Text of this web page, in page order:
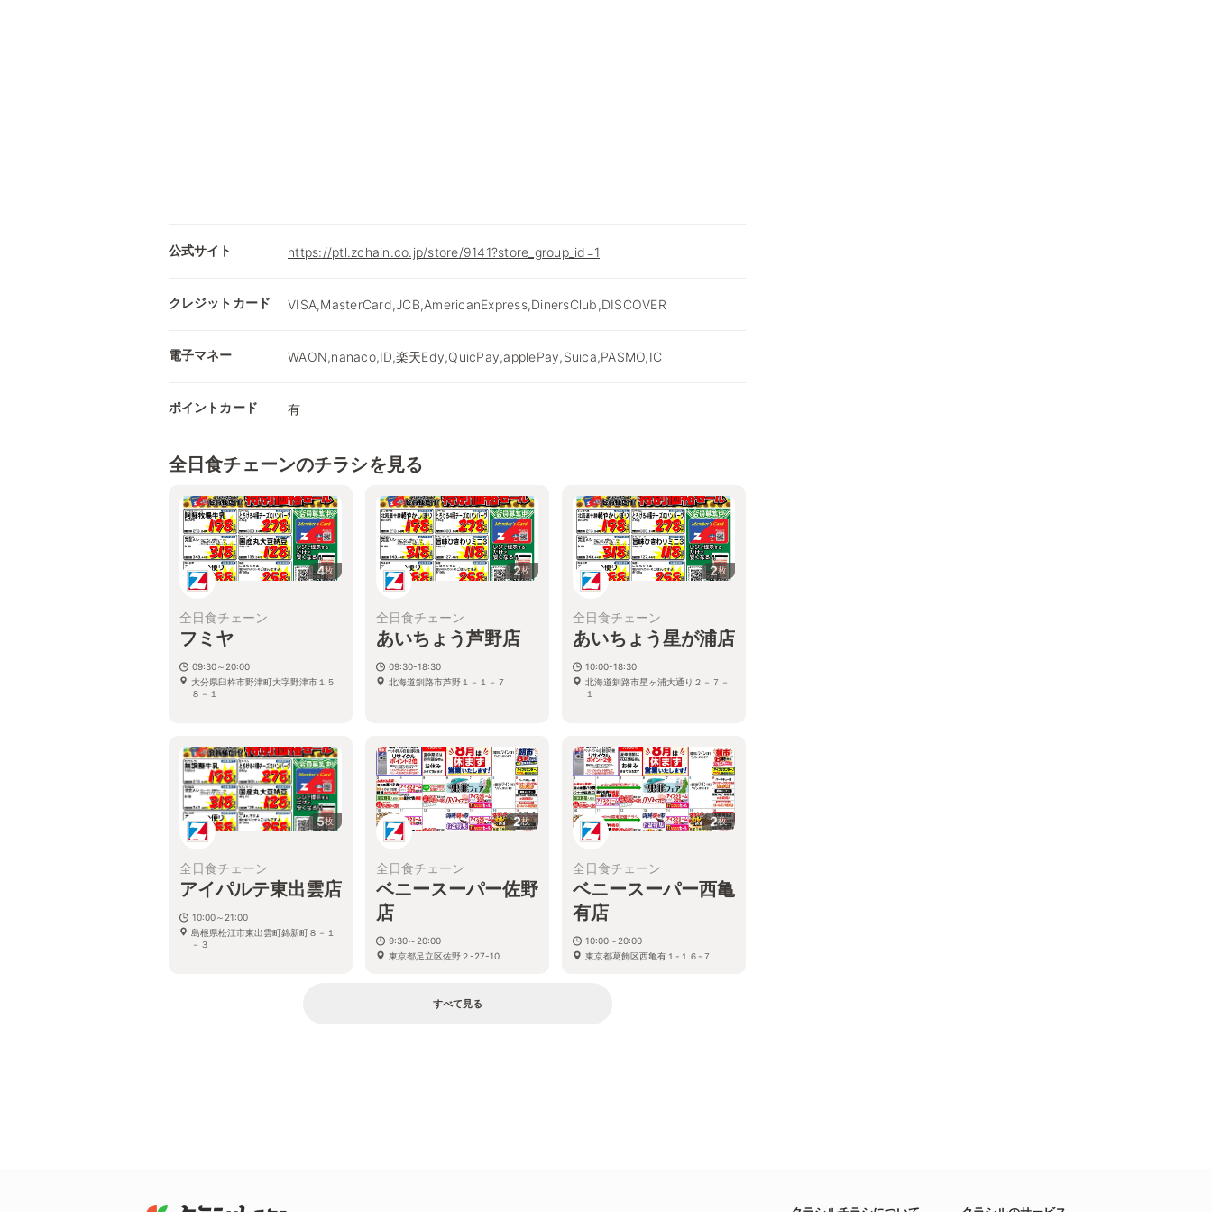
公式サイト https://ptl.zchain.co.jp/store/9141?store_group_id=1
クレジットカード VISA,MasterCard,JCB,AmericanExpress,DinersClub,DISCOVER
電子マネー WAON,nanaco,ID,楽天Edy,QuicPay,applePay,Suica,PASMO,IC
ポイントカード 有
全日食チェーンのチラシを見る
4枚
全日食チェーン
フミヤ
09:30～20:00
大分県臼杵市野津町大字野津市１５
８－１
2枚
全日食チェーン
あいちょう芦野店
09:30-18:30
北海道釧路市芦野１－１－７
2枚
全日食チェーン
あいちょう星が浦店
10:00-18:30
北海道釧路市星ヶ浦大通り２－７－
１
5枚
全日食チェーン
アイパルテ東出雲店
10:00～21:00
島根県松江市東出雲町錦新町８－１
－３
2枚
全日食チェーン
ベニースーパー佐野
店
9:30～20:00
東京都足立区佐野２-27-10
2枚
全日食チェーン
ベニースーパー西亀
有店
10:00～20:00
東京都葛飾区西亀有１-１６-７
すべて見る